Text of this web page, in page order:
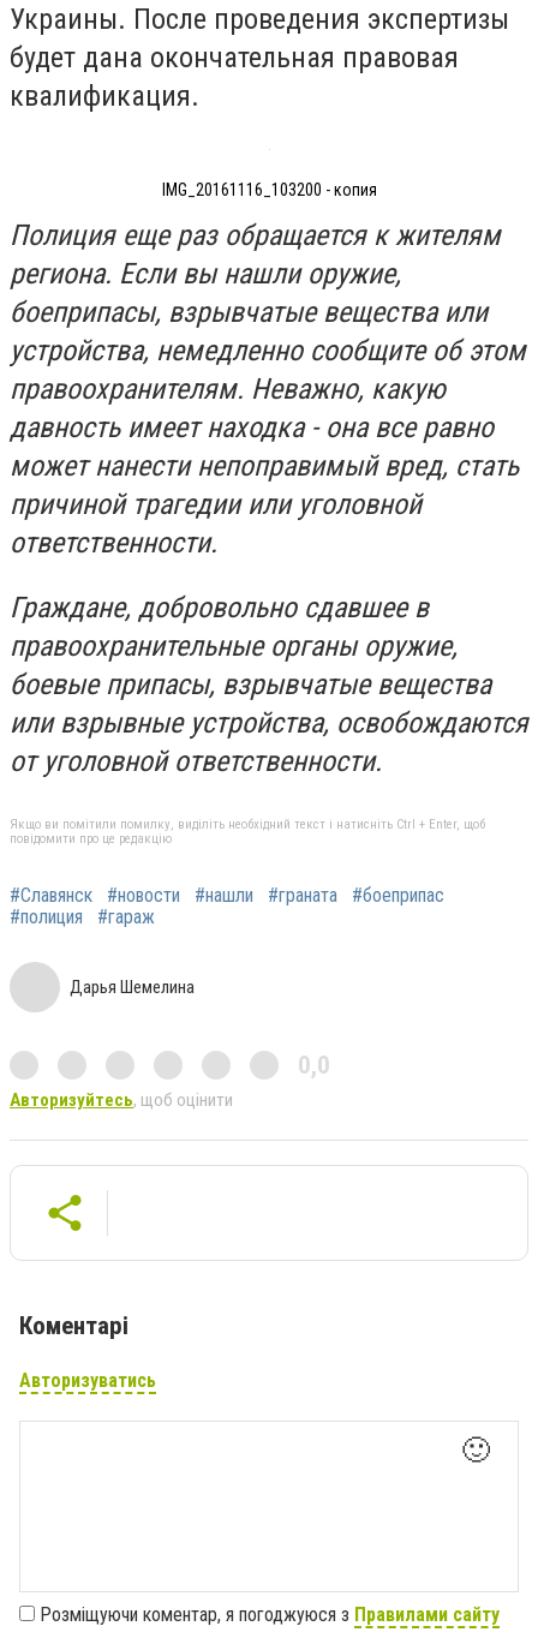
Украины. После проведения экспертизы
будет дана окончательная правовая
квалификация.
IMG_20161116_103200 - копия
Полиция еще раз обращается к жителям
региона. Если вы нашли оружие,
боеприпасы, взрывчатые вещества или
устройства, немедленно сообщите об этом
правоохранителям. Неважно, какую
давность имеет находка - она все равно
может нанести непоправимый вред, стать
причиной трагедии или уголовной
ответственности.
Граждане, добровольно сдавшее в
правоохранительные органы оружие,
боевые припасы, взрывчатые вещества
или взрывные устройства, освобождаются
от уголовной ответственности.
Якщо ви помітили помилку, виділіть необхідний текст і натисніть Ctrl + Enter, щоб
повідомити про це редакцію
#Славянск #новости #нашли #граната
#боеприпас
#полиция
#гараж
Дарья Шемелина
0,0
Авторизуйтесь, щоб оцінити
Коментарі
Авторизуватись
🙂
Розміщуючи коментар, я погоджуюся з Правилами сайту